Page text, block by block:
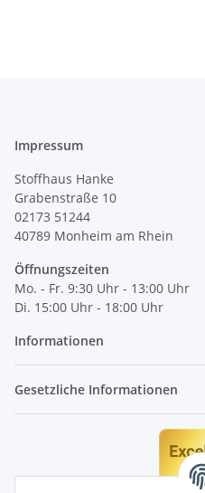
Impressum
Stoffhaus Hanke
Grabenstraße 10
02173 51244
40789 Monheim am Rhein
Öffnungszeiten
Mo. - Fr. 9:30 Uhr - 13:00 Uhr
Di. 15:00 Uhr - 18:00 Uhr
Informationen
Gesetzliche Informationen